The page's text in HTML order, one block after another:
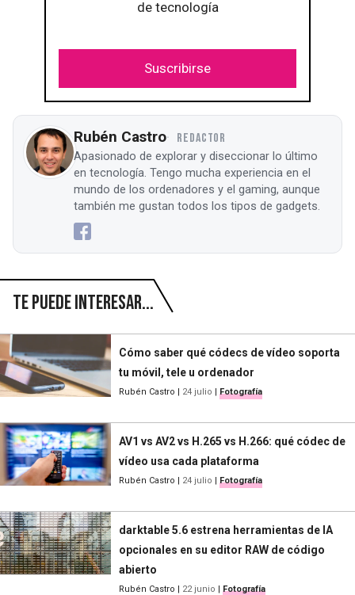
de tecnología
Suscribirse
Rubén Castro REDACTOR
Apasionado de explorar y diseccionar lo último
en tecnología. Tengo mucha experiencia en el
mundo de los ordenadores y el gaming, aunque
también me gustan todos los tipos de gadgets.
Te puede interesar...
Cómo saber qué códecs de vídeo soporta
tu móvil, tele u ordenador
Rubén Castro | 24 julio | Fotografía
AV1 vs AV2 vs H.265 vs H.266: qué códec de
vídeo usa cada plataforma
Rubén Castro | 24 julio | Fotografía
darktable 5.6 estrena herramientas de IA
opcionales en su editor RAW de código
abierto
Rubén Castro | 22 junio | Fotografía